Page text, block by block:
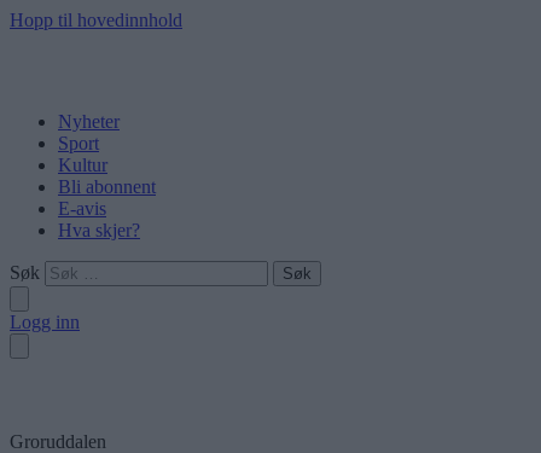
Hopp til hovedinnhold
Nyheter
Sport
Kultur
Bli abonnent
E-avis
Hva skjer?
Søk
Logg inn
Groruddalen